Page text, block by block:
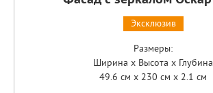
Эксклюзив
Размеры:
Ширина x Высота x Глубина
49.6 см x 230 см x 2.1 см